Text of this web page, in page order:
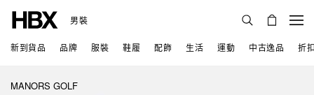
男裝
新到貨品 品牌 服裝 鞋履 配飾 生活 運動 中古逸品 折
MANORS GOLF